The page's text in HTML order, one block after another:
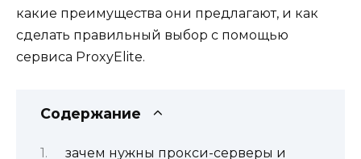
какие преимущества они предлагают, и как
сделать правильный выбор с помощью
сервиса ProxyElite.
Содержание
зачем нужны прокси-серверы и